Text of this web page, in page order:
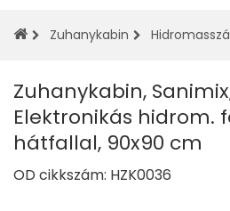
Zuhanykabin
Zuhanykabin, Sanimix,
Elektronikás hidrom.
hátfallal, 90x90 cm
OD cikkszám: HZK0036